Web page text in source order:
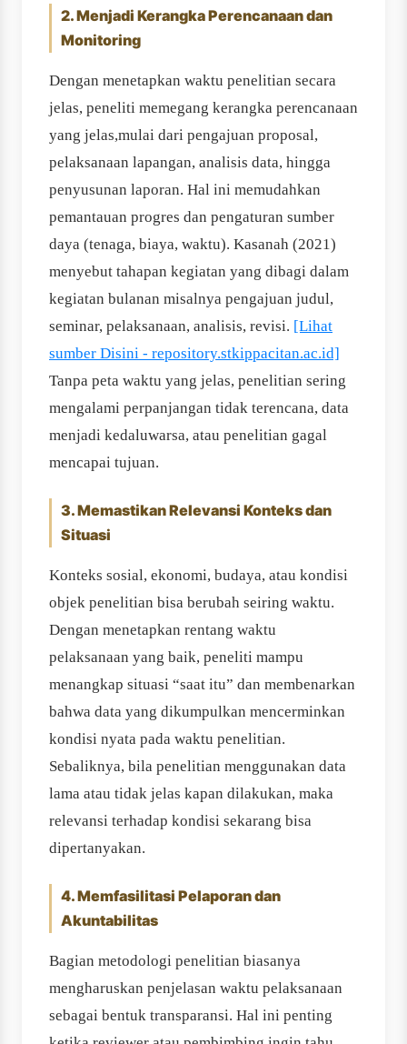
2. Menjadi Kerangka Perencanaan dan
Monitoring
Dengan menetapkan waktu penelitian secara
jelas, peneliti memegang kerangka perencanaan
yang jelas,mulai dari pengajuan proposal,
pelaksanaan lapangan, analisis data, hingga
penyusunan laporan. Hal ini memudahkan
pemantauan progres dan pengaturan sumber
daya (tenaga, biaya, waktu). Kasanah (2021)
menyebut tahapan kegiatan yang dibagi dalam
kegiatan bulanan misalnya pengajuan judul,
seminar, pelaksanaan, analisis, revisi. [Lihat
sumber Disini - repository.stkippacitan.ac.id]
Tanpa peta waktu yang jelas, penelitian sering
mengalami perpanjangan tidak terencana, data
menjadi kedaluwarsa, atau penelitian gagal
mencapai tujuan.
3. Memastikan Relevansi Konteks dan
Situasi
Konteks sosial, ekonomi, budaya, atau kondisi
objek penelitian bisa berubah seiring waktu.
Dengan menetapkan rentang waktu
pelaksanaan yang baik, peneliti mampu
menangkap situasi “saat itu” dan membenarkan
bahwa data yang dikumpulkan mencerminkan
kondisi nyata pada waktu penelitian.
Sebaliknya, bila penelitian menggunakan data
lama atau tidak jelas kapan dilakukan, maka
relevansi terhadap kondisi sekarang bisa
dipertanyakan.
4. Memfasilitasi Pelaporan dan
Akuntabilitas
Bagian metodologi penelitian biasanya
mengharuskan penjelasan waktu pelaksanaan
sebagai bentuk transparansi. Hal ini penting